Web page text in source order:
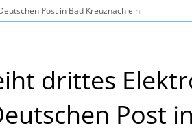
Post in Bad Kreuznach ein
drittes
Post